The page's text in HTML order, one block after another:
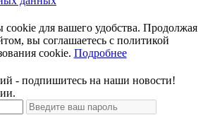
для вашего удобства. Продолжая
вы соглашаетесь с политикой
cookie.​​​​​​​ Подробнее
- подпишитесь на наши новости!